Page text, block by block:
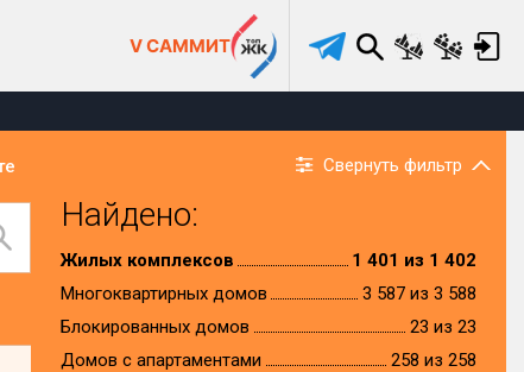
V САММИТ
Свернуть фильтр
Найдено:
Жилых комплексов
1 401 из 1 402
Многоквартирных домов
3 587 из 3 588
Блокированных домов
23 из 23
Домов с апартаментами
258 из 258